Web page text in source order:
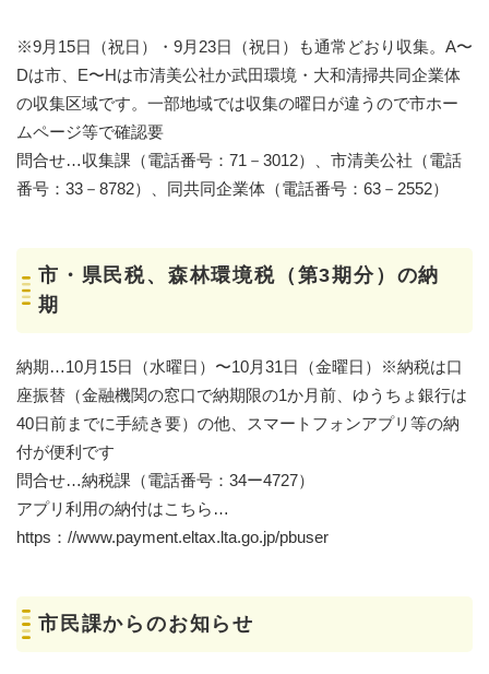
※9月15日（祝日）・9月23日（祝日）も通常どおり収集。A〜
Dは市、E〜Hは市清美公社か武田環境・大和清掃共同企業体
の収集区域です。一部地域では収集の曜日が違うので市ホー
ムページ等で確認要
問合せ…収集課（電話番号：71－3012）、市清美公社（電話
番号：33－8782）、同共同企業体（電話番号：63－2552）
市・県民税、森林環境税（第3期分）の納
期
納期…10月15日（水曜日）〜10月31日（金曜日）※納税は口
座振替（金融機関の窓口で納期限の1か月前、ゆうちょ銀行は
40日前までに手続き要）の他、スマートフォンアプリ等の納
付が便利です
問合せ…納税課（電話番号：34ー4727）
アプリ利用の納付はこちら…
https：//www.payment.eltax.lta.go.jp/pbuser
市民課からのお知らせ